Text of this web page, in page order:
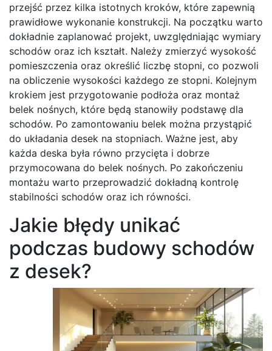
przejść przez kilka istotnych kroków, które zapewnią
prawidłowe wykonanie konstrukcji. Na początku warto
dokładnie zaplanować projekt, uwzględniając wymiary
schodów oraz ich kształt. Należy zmierzyć wysokość
pomieszczenia oraz określić liczbę stopni, co pozwoli
na obliczenie wysokości każdego ze stopni. Kolejnym
krokiem jest przygotowanie podłoża oraz montaż
belek nośnych, które będą stanowiły podstawę dla
schodów. Po zamontowaniu belek można przystąpić
do układania desek na stopniach. Ważne jest, aby
każda deska była równo przycięta i dobrze
przymocowana do belek nośnych. Po zakończeniu
montażu warto przeprowadzić dokładną kontrolę
stabilności schodów oraz ich równości.
Jakie błędy unikać
podczas budowy schodów
z desek?